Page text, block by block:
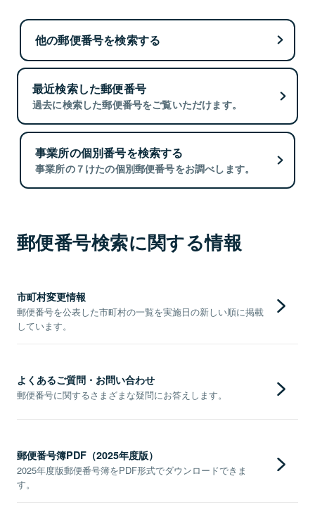
他の郵便番号を検索する
最近検索した郵便番号
過去に検索した郵便番号をご覧いただけます。
事業所の個別番号を検索する
事業所の７けたの個別郵便番号をお調べします。
郵便番号検索に関する情報
市町村変更情報
郵便番号を公表した市町村の一覧を実施日の新しい順に掲載
しています。
よくあるご質問・お問い合わせ
郵便番号に関するさまざまな疑問にお答えします。
郵便番号簿PDF（2025年度版）
2025年度版郵便番号簿をPDF形式でダウンロードできま
す。